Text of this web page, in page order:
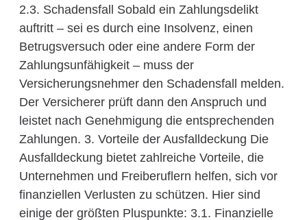
2.3. Schadensfall Sobald ein Zahlungsdelikt
auftritt – sei es durch eine Insolvenz, einen
Betrugsversuch oder eine andere Form der
Zahlungsunfähigkeit – muss der
Versicherungsnehmer den Schadensfall melden.
Der Versicherer prüft dann den Anspruch und
leistet nach Genehmigung die entsprechenden
Zahlungen. 3. Vorteile der Ausfalldeckung Die
Ausfalldeckung bietet zahlreiche Vorteile, die
Unternehmen und Freiberuflern helfen, sich vor
finanziellen Verlusten zu schützen. Hier sind
einige der größten Pluspunkte: 3.1. Finanzielle